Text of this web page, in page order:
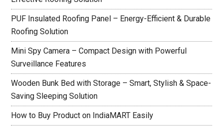
PUF Insulated Roofing Panel – Energy-Efficient & Durable
Roofing Solution
Mini Spy Camera – Compact Design with Powerful
Surveillance Features
Wooden Bunk Bed with Storage – Smart, Stylish & Space-
Saving Sleeping Solution
How to Buy Product on IndiaMART Easily